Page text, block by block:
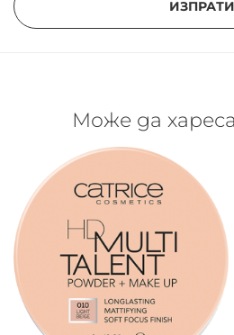
ИЗПРАТИ
Може да